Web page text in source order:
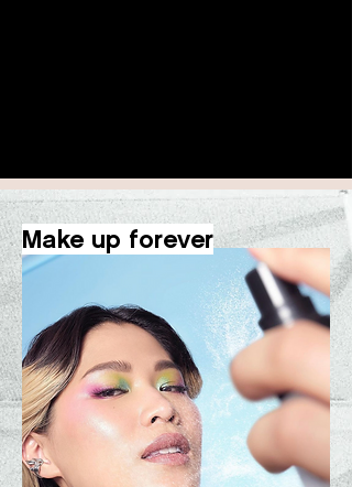
Make up forever